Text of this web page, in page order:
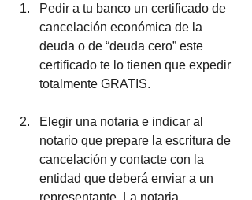
Pedir a tu banco un certificado de
cancelación económica de la
deuda o de “deuda cero” este
certificado te lo tienen que expedir
totalmente GRATIS.
Elegir una notaria e indicar al
notario que prepare la escritura de
cancelación y contacte con la
entidad que deberá enviar a un
representante. La notaria